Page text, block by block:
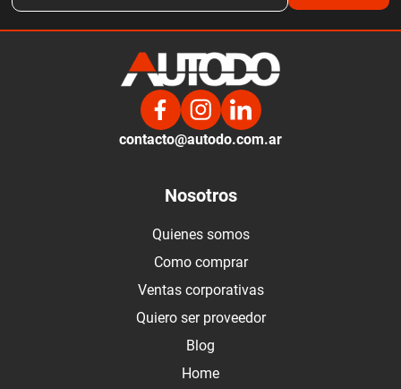
contacto@autodo.com.ar
Nosotros
Quienes somos
Como comprar
Ventas corporativas
Quiero ser proveedor
Blog
Home